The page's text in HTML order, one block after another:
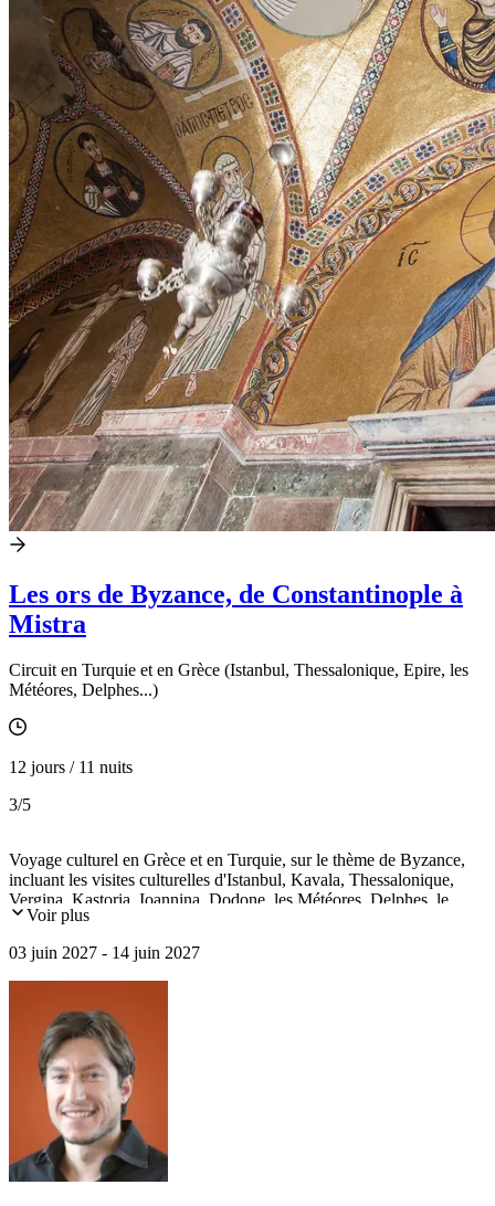
Les ors de Byzance, de Constantinople à
Mistra
Circuit en Turquie et en Grèce (Istanbul, Thessalonique, Epire, les
Météores, Delphes...)
12 jours / 11 nuits
3/5
Voyage culturel en Grèce et en Turquie, sur le thème de Byzance,
incluant les visites culturelles d'Istanbul, Kavala, Thessalonique,
Vergina, Kastoria, Ioannina, Dodone, les Météores, Delphes, le
monastère d’Ossios Loucas, Mistra, Athènes.
Voir plus
03 juin 2027 - 14 juin 2027